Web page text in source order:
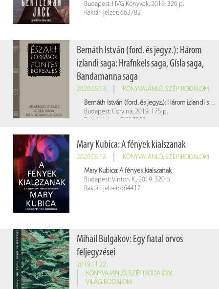
Budapest: HVG Könyvek, 2019. 326 p.
Raktári jelzet: 663782
Bernáth István (ford. és jegyz.): Három
izlandi saga: Hrafnkels saga, Gísla saga,
Bandamanna saga
2020.05.13. KÖNYVAJÁNLÓ, SZÉPIRODALOM
Bernáth István (ford. és jegyz.): Három izlandi saga: Hrafnkels saga, Gísla saga, Bandamanna saga
Budapest: Corvina, 2019. 175 p.
Raktári jelzet: E 017283
Mary Kubica: A fények kialszanak
2020.05.13. KÖNYVAJÁNLÓ, SZÉPIRODALOM
Mary Kubica: A fények kialszanak
Budapest: Vinton K., 2019. 320 p.
Raktári jelzet: 664412
Mihail Bulgakov: Egy fiatal orvos
feljegyzései
2019.11.22.
KÖNYVAJÁNLÓ, SZÉPIRODALOM,
VILÁGIRODALOM